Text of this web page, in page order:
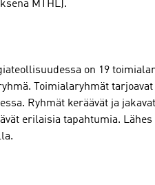
MTHL).
on 19
Toimialaryhmät
Ryhmät keräävät ja
erilaisia tapahtumia.